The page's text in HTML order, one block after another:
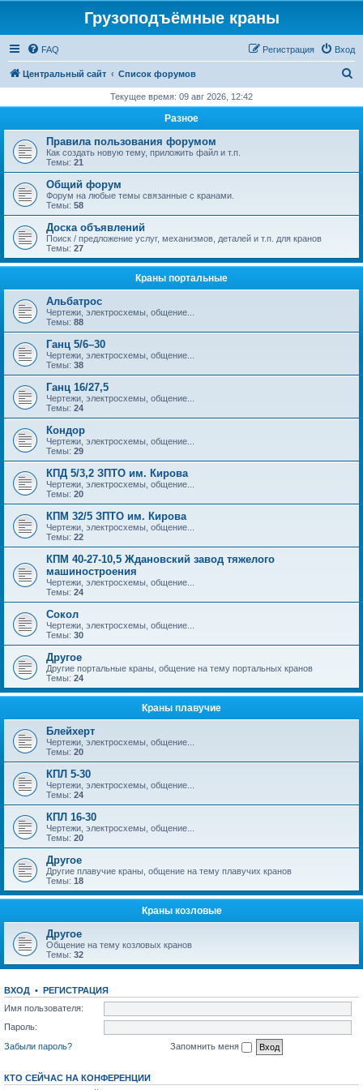
Грузоподъёмные краны
FAQ Вход
Регистрация
Центральный сайт Список форумов
с
Текущее время: 09 авг 2026, 12:42
Разное
Правила пользования форумом
Как создать новую тему, приложить файл и т.п.
Темы: 21
Общий форум
Форум на любые темы связанные с кранами.
Темы: 58
Доска объявлений
Поиск / предложение услуг, механизмов, деталей и т.п. для кранов
Темы: 27
Краны портальные
Альбатрос
Чертежи, электросхемы, общение...
Темы: 88
Ганц 5/6–30
Чертежи, электросхемы, общение...
Темы: 38
Ганц 16/27,5
Чертежи, электросхемы, общение...
Темы: 24
Кондор
Чертежи, электросхемы, общение...
Темы: 29
КПД 5/3,2 ЗПТО им. Кирова
Чертежи, электросхемы, общение...
Темы: 20
КПМ 32/5 ЗПТО им. Кирова
Чертежи, электросхемы, общение...
Темы: 22
КПМ 40-27-10,5 Ждановский завод тяжелого
машиностроения
Чертежи, электросхемы, общение...
Темы: 24
Сокол
Чертежи, электросхемы, общение...
Темы: 30
Другое
Другие портальные краны, общение на тему портальных кранов
Темы: 24
Краны плавучие
Блейхерт
Чертежи, электросхемы, общение...
Темы: 20
КПЛ 5-30
Чертежи, электросхемы, общение...
Темы: 24
КПЛ 16-30
Чертежи, электросхемы, общение...
Темы: 20
Другое
Другие плавучие краны, общение на тему плавучих кранов
Темы: 18
Краны козловые
Другое
Общение на тему козловых кранов
Темы: 32
ВХОД • РЕГИСТРАЦИЯ
Имя пользователя:
Пароль:
Забыли пароль?
Запомнить меня
КТО СЕЙЧАС НА КОНФЕРЕНЦИИ